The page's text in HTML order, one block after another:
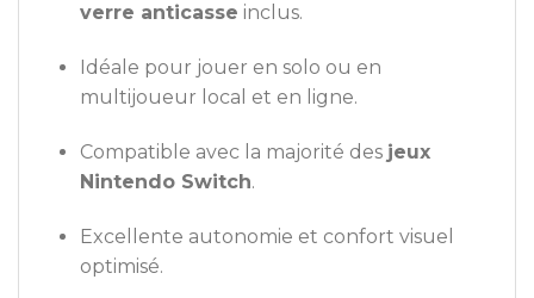
verre anticasse inclus.
Idéale pour jouer en solo ou en
multijoueur local et en ligne.
Compatible avec la majorité des jeux
Nintendo Switch.
Excellente autonomie et confort visuel
optimisé.